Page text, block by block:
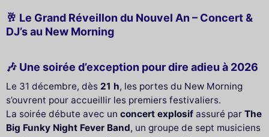
🥂 Le Grand Réveillon du Nouvel An – Concert &
DJ’s au New Morning
🎶 Une soirée d’exception pour dire adieu à 2026
Le 31 décembre, dès 21 h, les portes du New Morning
s’ouvrent pour accueillir les premiers festivaliers.
La soirée débute avec un concert explosif assuré par The
Big Funky Night Fever Band, un groupe de sept musiciens